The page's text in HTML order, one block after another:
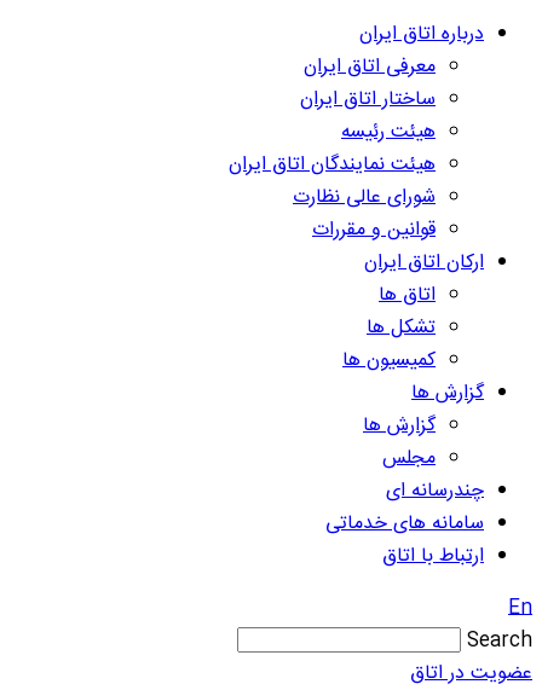
درباره اتاق ایران
معرفی اتاق ایران
ساختار اتاق ایران
هیئت رئیسه
هیئت نمایندگان اتاق ایران
شورای عالی نظارت
قوانین و مقررات
ارکان اتاق ایران
اتاق ها
تشکل ها
کمیسیون ها
گزارش ها
گزارش ها
مجلس
چندرسانه ای
سامانه های خدماتی
ارتباط با اتاق
En
Search
عضویت در اتاق